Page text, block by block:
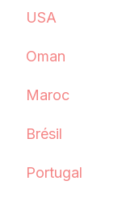
USA
Oman
Maroc
Brésil
Portugal